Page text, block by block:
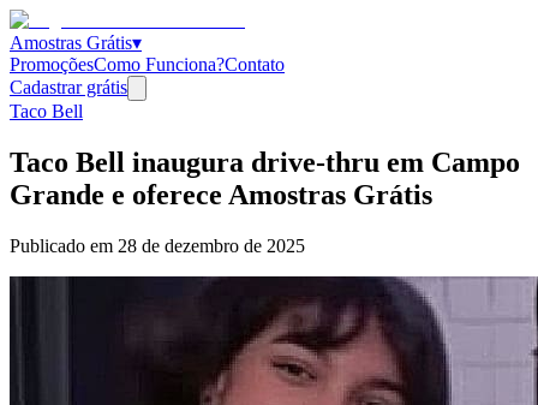
Amostras Grátis▾
PromoçõesComo Funciona?Contato
Cadastrar grátis
Taco Bell
Taco Bell inaugura drive-thru em Campo
Grande e oferece Amostras Grátis
Publicado em 28 de dezembro de 2025